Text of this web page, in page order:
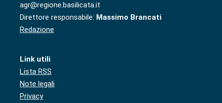
agr@regione.basilicata.it
Direttore responsabile: Massimo Brancati
Redazione
Link utili
Lista RSS
Note legali
Privacy